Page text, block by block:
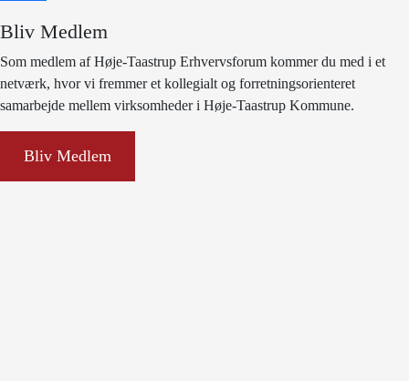
Bliv Medlem
Som medlem af Høje-Taastrup Erhvervsforum kommer du med i et
netværk, hvor vi fremmer et kollegialt og forretningsorienteret
samarbejde mellem virksomheder i Høje-Taastrup Kommune.
Bliv Medlem